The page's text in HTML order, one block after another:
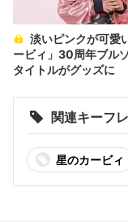
ービィ」30周年ブル
タイトルがグッズに
関連キーフ
星のカービィ